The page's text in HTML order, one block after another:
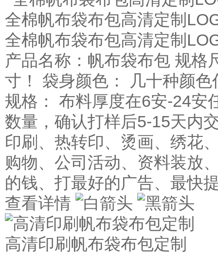
全棉帆布袋布包高清定制
全棉帆布袋布包高清定制
产品名称：帆布袋布包 规格
寸！ 袋身颜色： 几十种颜
规格： 布料厚度在6安-24安
数量，确认打样后5-15天内
印刷、热转印、烫画、绣花
购物、公司活动、资料装放
的钱、打最好的广告、最快
查看详情
高清印刷帆布袋布包定制